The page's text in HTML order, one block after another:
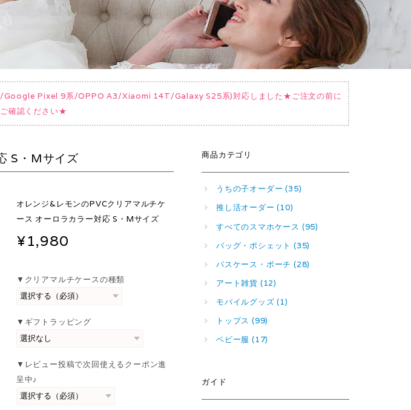
Pixel 9系/OPPO A3/Xiaomi 14T/Galaxy S25系)対応しました★ご注文の前に
確認ください★
S・Mサイズ
オレンジ&レモンのPVCクリアマルチケ
ース オーロラカラー対応 S・Mサイズ
¥1,980
▼クリアマルチケースの種類
▼ギフトラッピング
▼レビュー投稿で次回使えるクーポン進
呈中♪
商品カテゴリ
うちの子オーダー (35)
推し活オーダー (10)
すべてのスマホケース (95)
バッグ・ポシェット (35)
パスケース・ポーチ (28)
アート雑貨 (12)
モバイルグッズ (1)
トップス (99)
ベビー服 (17)
ガイド